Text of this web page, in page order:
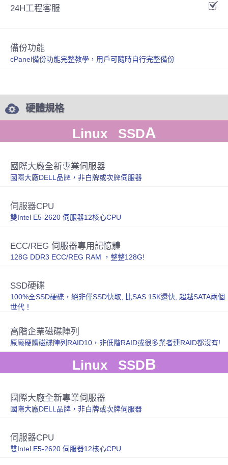
24H工程客服
備份功能
cPanel備份功能完整教學，用戶可隨時自行完整備份
硬體規格
Linux SSDA
國際大廠全新專業伺服器
國際大廠DELL品牌，非白牌或次牌伺服器
伺服器CPU
雙Intel E5-2620 伺服器12核心CPU
ECC/REG 伺服器專用記憶體
128G DDR3 ECC/REG RAM ，整整128G!
SSD硬碟
100%全SSD硬碟，絕非僅SSD快取, 比SAS 15K還快, 超越SATA兩個
世代！
高階企業磁碟陣列
原廠硬體磁碟陣列RAID10，非低階RAID或很多業者連RAID都沒有!
Linux SSDB
國際大廠全新專業伺服器
國際大廠DELL品牌，非白牌或次牌伺服器
伺服器CPU
雙Intel E5-2620 伺服器12核心CPU